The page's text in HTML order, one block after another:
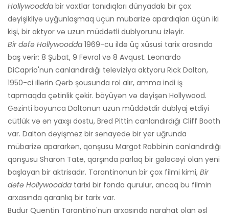
Hollywoodda bir vaxtlar tanıdıqları dünyadakı bir çox
dəyişikliyə uyğunlaşmaq üçün mübarizə apardıqları üçün iki
kişi, bir aktyor və uzun müddətli dublyorunu izləyir.
Bir dəfə Hollywoodda 1969-cu ildə üç xüsusi tarix arasında
baş verir: 8 Şubat, 9 Fevral və 8 Avqust. Leonardo
DiCaprio'nun canlandırdığı televiziya aktyoru Rick Dalton,
1950-ci illərin Qərb şousunda rol alır, amma indi iş
tapmaqda çətinlik çəkir. böyüyən və dəyişən Hollywood.
Gəzinti boyunca Daltonun uzun müddətdir dublyaj etdiyi
cütlük və ən yaxşı dostu, Bred Pittin canlandırdığı Cliff Booth
var. Dalton dəyişməz bir sənayedə bir yer uğrunda
mübarizə apararkən, qonşusu Margot Robbinin canlandırdığı
qonşusu Sharon Tate, qarşında parlaq bir gələcəyi olan yeni
başlayan bir aktrisadır. Tarantinonun bir çox filmi kimi, Bir
dəfə Hollywoodda tarixi bir fonda qurulur, ancaq bu filmin
arxasında qaranlıq bir tarix var.
Budur Quentin Tarantino'nun arxasında narahat olan əsl